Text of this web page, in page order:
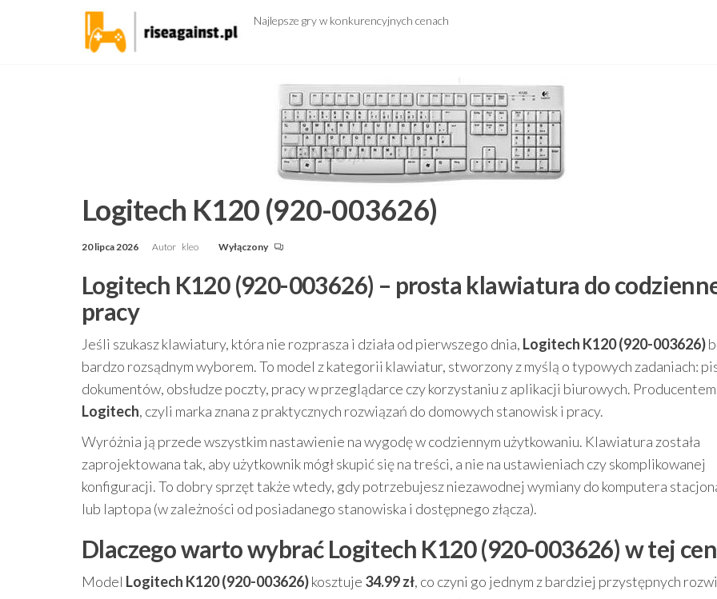
Najlepsze gry w konkurencyjnych cenach
Logitech K120 (920-003626)
20 lipca 2026 Autor kleo Wyłączony
Logitech K120 (920-003626) – prosta klawiatura do
pracy
Jeśli szukasz klawiatury, która nie rozprasza i działa od pierwszego dnia, Logitech K120 (920-003626)
bardzo rozsądnym wyborem. To model z kategorii klawiatur, stworzony z myślą o typowych zadaniach:
dokumentów, obsłudze poczty, pracy w przeglądarce czy korzystaniu z aplikacji biurowych.
Logitech, czyli marka znana z praktycznych rozwiązań do domowych stanowisk i pracy.
Wyróżnia ją przede wszystkim nastawienie na wygodę w codziennym użytkowaniu. Klawiatura została
zaprojektowana tak, aby użytkownik mógł skupić się na treści, a nie na ustawieniach czy skomplikowanej
konfiguracji. To dobry sprzęt także wtedy, gdy potrzebujesz niezawodnej wymiany do komputera
lub laptopa (w zależności od posiadanego stanowiska i dostępnego złącza).
Dlaczego warto wybrać Logitech K120 (920-003626) w tej
Model Logitech K120 (920-003626)kosztuje 34.99 zł, co czyni go jednym z bardziej przystępnych